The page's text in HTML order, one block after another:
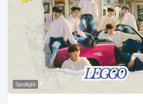
Spotlight